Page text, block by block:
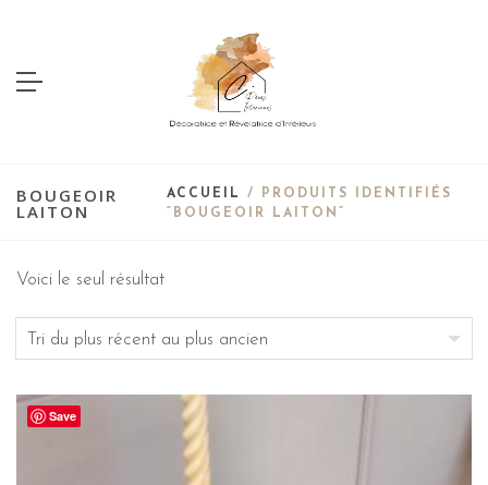
BOUGEOIR
LAITON
ACCUEIL
/ PRODUITS IDENTIFIÉS
“BOUGEOIR LAITON”
Voici le seul résultat
Save